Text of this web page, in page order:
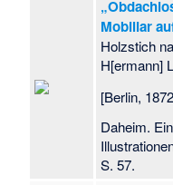
Mobiliar
Holzstich
H[ermann]
[Berlin,
Daheim.
S. 57.